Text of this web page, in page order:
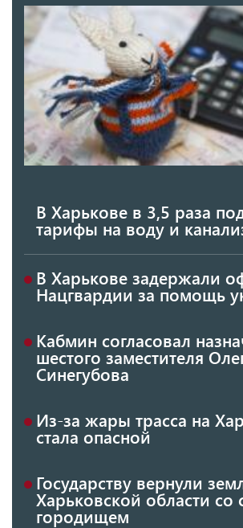
В Харькове в 3,5 раза
тарифы на воду и
В Харькове задержали
Нацгвардии за помощь
Кабмин согласовал
шестого заместителя
Синегубова
Из-за жары трасса на
стала опасной
Государству вернули
Харьковской области со
городищем